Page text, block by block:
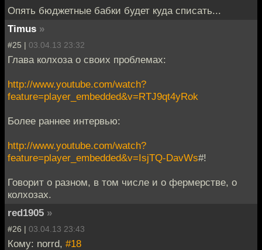
Опять бюджетные бабки будет куда списать...
Timus »
#25 | 03.04.13 23:32
Глава колхоза о своих проблемах:
http://www.youtube.com/watch?
feature=player_embedded&v=RTJ9qt4yRok
Более раннее интервью:
http://www.youtube.com/watch?
feature=player_embedded&v=IsjTQ-DavWs#!
Говорит о разном, в том числе и о фермерстве, о
колхозах.
red1905 »
#26 | 03.04.13 23:43
Кому: norrd, #18